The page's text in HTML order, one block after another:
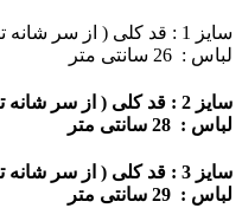
لباس : 26 سانتی متر
لباس : 28 سانتی متر
لباس : 29 سانتی متر